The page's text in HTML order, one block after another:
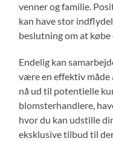
venner og familie.
kan have stor
beslutning om at
Endelig kan
være en effektiv måde
nå ud til potentielle
blomsterhandlere,
hvor du kan udstille
eksklusive tilbud til